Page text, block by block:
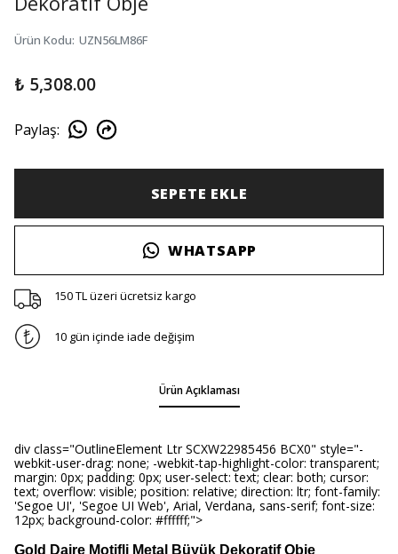
Ürün Kodu: UZN56LM86F
₺ 5,308.00
Paylaş:
SEPETE EKLE
WHATSAPP
150 TL üzeri ücretsiz kargo
10 gün içinde iade değişim
Ürün Açıklaması
div class="OutlineElement Ltr SCXW22985456 BCX0" style="-
webkit-user-drag: none; -webkit-tap-highlight-color: transparent;
margin: 0px; padding: 0px; user-select: text; clear: both; cursor:
text; overflow: visible; position: relative; direction: ltr; font-family:
'Segoe UI', 'Segoe UI Web', Arial, Verdana, sans-serif; font-size:
12px; background-color: #ffffff;">
Gold Daire Motifli Metal Büyük Dekoratif Obje